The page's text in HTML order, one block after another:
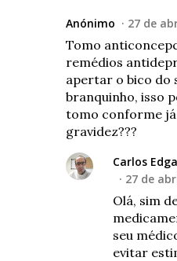
Anónimo 27 de
Tomo
remédios
apertar o bico do
branquinho, isso
tomo conforme já
gravidez???
Carlos
27 de
Olá, sim
seu
evitar